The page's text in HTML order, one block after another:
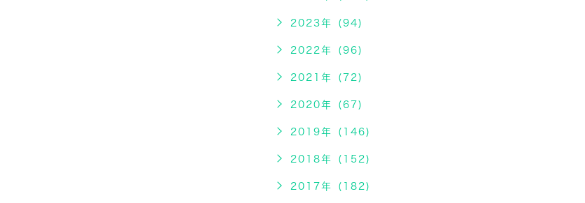
2023年 (94)
2022年 (96)
2021年 (72)
2020年 (67)
2019年 (146)
2018年 (152)
2017年 (182)